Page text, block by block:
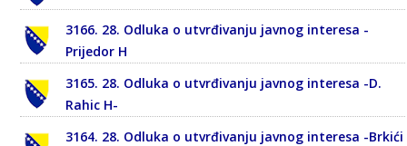
3166. 28. Odluka o utvrđivanju javnog interesa -
Prijedor H
3165. 28. Odluka o utvrđivanju javnog interesa -D.
Rahic H-
3164. 28. Odluka o utvrđivanju javnog interesa -Brkići